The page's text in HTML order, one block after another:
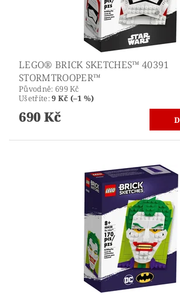
LEGO® BRICK SKETCHES™ 40391
STORMTROOPER™
Původně: 699 Kč
Ušetříte:9 Kč (–1 %)
690 Kč